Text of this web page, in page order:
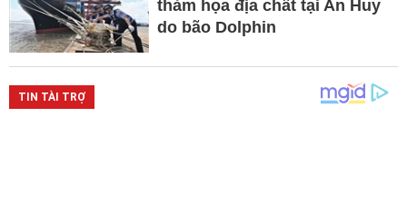
thảm họa địa chất tại An Huy
do bão Dolphin